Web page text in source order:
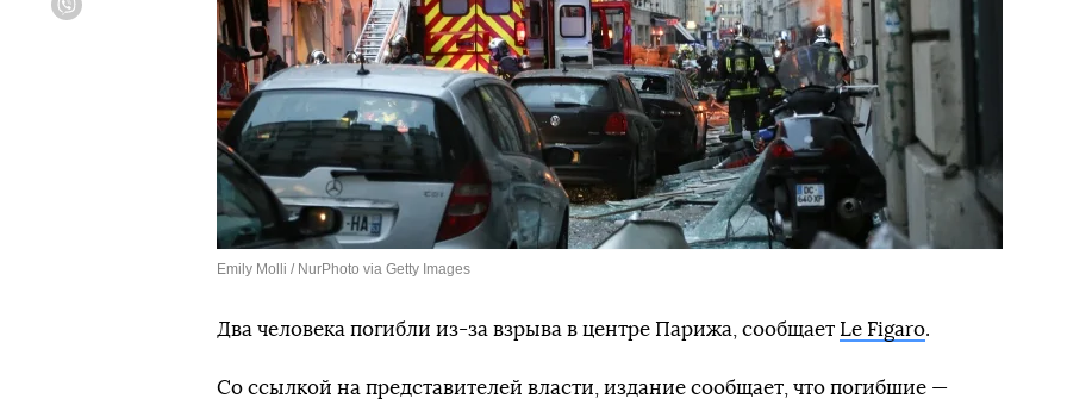
Emily Molli / NurPhoto via Getty Images
Два человека погибли из-за взрыва в центре Парижа, сообщает Le Figaro.
Со ссылкой на представителей власти, издание сообщает, что погибшие —